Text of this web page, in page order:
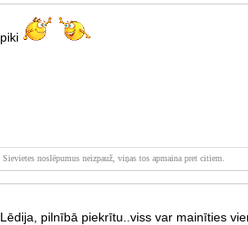
piki
Sievietes noslēpumus neizpauž, viņas tos apmaina pret citiem.
Lēdija, pilnībā piekrītu..viss var mainīties